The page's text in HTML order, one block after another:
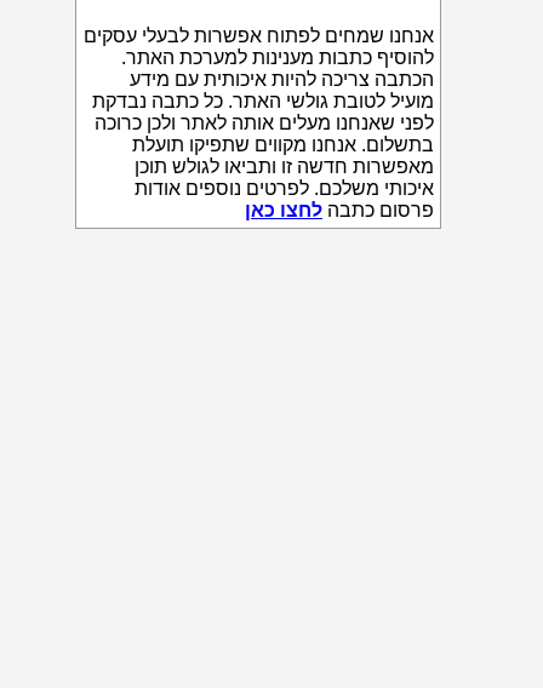
אנחנו שמחים לפתוח אפשרות לבעלי עסקים
להוסיף כתבות מענינות למערכת האתר.
הכתבה צריכה להיות איכותית עם מידע
מועיל לטובת גולשי האתר. כל כתבה נבדקת
לפני שאנחנו מעלים אותה לאתר ולכן כרוכה
בתשלום. אנחנו מקווים שתפיקו תועלת
מאפשרות חדשה זו ותביאו לגולש תוכן
איכותי משלכם. לפרטים נוספים אודות
פרסום כתבה לחצו כאן